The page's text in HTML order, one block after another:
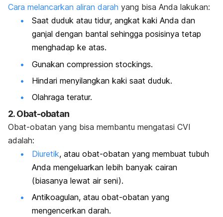
Cara melancarkan aliran darah yang bisa Anda lakukan:
Saat duduk atau tidur, angkat kaki Anda dan
ganjal dengan bantal sehingga posisinya tetap
menghadap ke atas.
Gunakan compression stockings.
Hindari menyilangkan kaki saat duduk.
Olahraga teratur.
2. Obat-obatan
Obat-obatan yang bisa membantu mengatasi CVI
adalah:
Diuretik, atau obat-obatan yang membuat tubuh
Anda mengeluarkan lebih banyak cairan
(biasanya lewat air seni).
Antikoagulan, atau obat-obatan yang
mengencerkan darah.